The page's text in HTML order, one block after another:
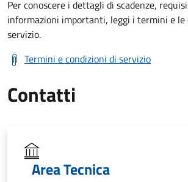
Per conoscere i dettagli di scadenze,
informazioni importanti, leggi i termini e le
servizio.
Termini e condizioni di servizio
Contatti
Area Tecnica